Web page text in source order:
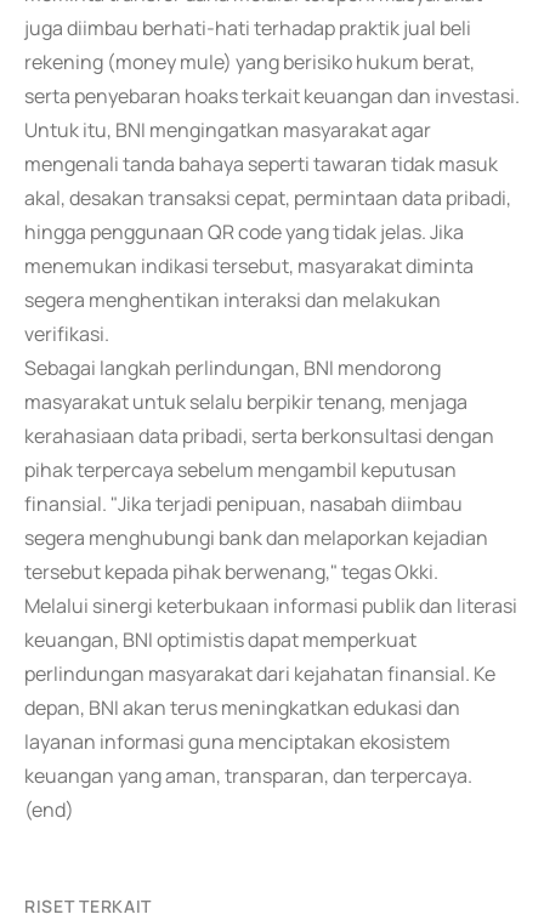
juga diimbau berhati-hati terhadap praktik jual beli
rekening (money mule) yang berisiko hukum berat,
serta penyebaran hoaks terkait keuangan dan investasi.
Untuk itu, BNI mengingatkan masyarakat agar
mengenali tanda bahaya seperti tawaran tidak masuk
akal, desakan transaksi cepat, permintaan data pribadi,
hingga penggunaan QR code yang tidak jelas. Jika
menemukan indikasi tersebut, masyarakat diminta
segera menghentikan interaksi dan melakukan
verifikasi.
Sebagai langkah perlindungan, BNI mendorong
masyarakat untuk selalu berpikir tenang, menjaga
kerahasiaan data pribadi, serta berkonsultasi dengan
pihak terpercaya sebelum mengambil keputusan
finansial. "Jika terjadi penipuan, nasabah diimbau
segera menghubungi bank dan melaporkan kejadian
tersebut kepada pihak berwenang," tegas Okki.
Melalui sinergi keterbukaan informasi publik dan literasi
keuangan, BNI optimistis dapat memperkuat
perlindungan masyarakat dari kejahatan finansial. Ke
depan, BNI akan terus meningkatkan edukasi dan
layanan informasi guna menciptakan ekosistem
keuangan yang aman, transparan, dan terpercaya.
(end)
RISET TERKAIT